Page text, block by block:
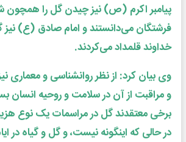
پیامبر اکرم (ص) نیز چیدن گل را همچون
فرشتگان می‌دانستند و امام صادق (ع) نیز
خداوند قلمداد می‌کردند.
وی بیان کرد: از نظر روانشناسی و معماری
و مراقبت از آن در سلامت و روحیه انسان
برخی معتقدند گل در مراسمات یک نوع
در حالی که اینگونه نیست، و گل و گیاه در